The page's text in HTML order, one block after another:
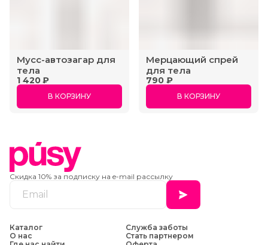
Мусс-автозагар для
тела
1 420 ₽
В КОРЗИНУ
Мерцающий спрей
для тела
790 ₽
В КОРЗИНУ
Скидка 10% за подписку на e-mail рассылку
Каталог
О нас
Служба заботы
Стать партнером